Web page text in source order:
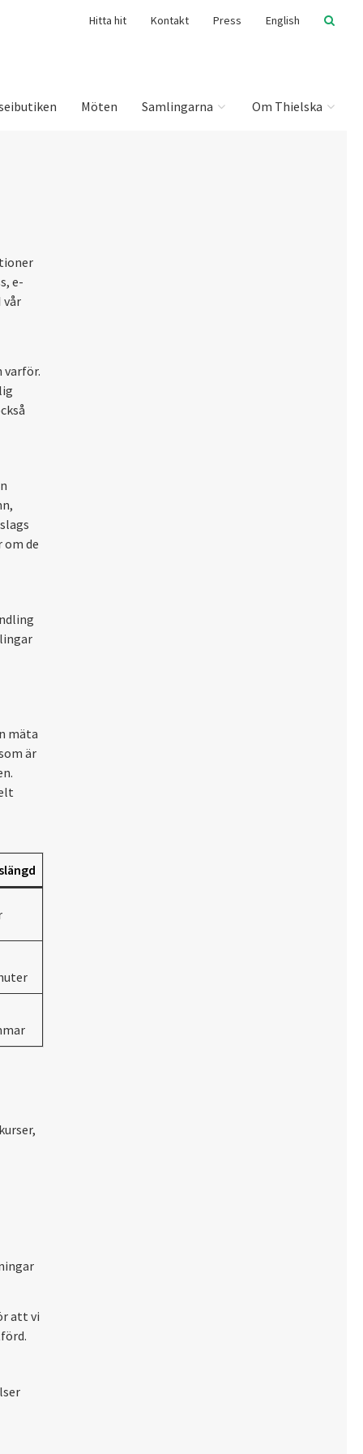
Hitta hit Kontakt Press English
Möten Samlingarna Om Thielska
e-
vår
varför.
de
mäta
är
att vi